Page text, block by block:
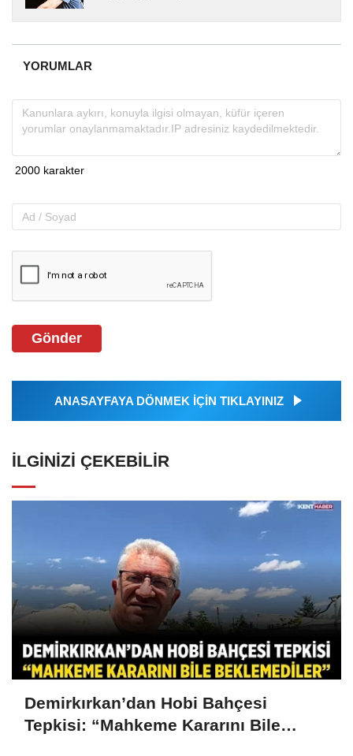
almakta, haber akışı...
YORUMLAR
Gönder
ANASAYFAYA DÖNMEK İÇİN TIKLAYINIZ
İLGINIZI ÇEKEBILIR
Demirkırkan’dan Hobi Bahçesi
Tepkisi: “Mahkeme Kararını Bile